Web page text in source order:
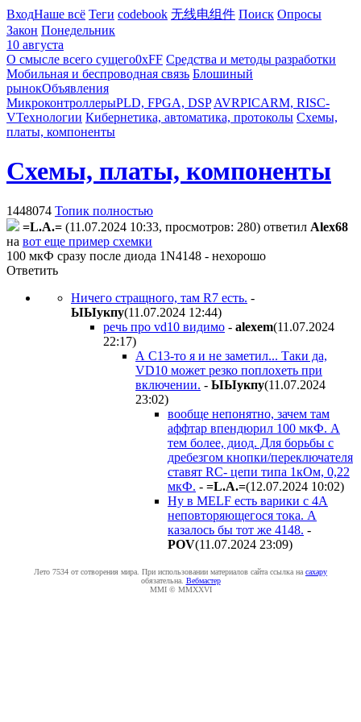
ВходНаше всё Теги codebook 无线电组件 Поиск Опросы
Закон Понедельник
10 августа
О смысле всего сущего0xFF Средства и методы разработки
Мобильная и беспроводная связь Блошиный
рынокОбъявления
МикроконтроллерыPLD, FPGA, DSP AVRPICARM, RISC-
VТехнологии Кибернетика, автоматика, протоколы Схемы,
платы, компоненты
Схемы, платы, компоненты
1448074 Топик полностью
=L.A.= (11.07.2024 10:33, просмотров: 280) ответил Alex68
на вот еще пример схемки
100 мкФ сразу после диода 1N4148 - нехорошо
Ответить
Ничего стращного, там R7 есть. -
ЫЫyкпy(11.07.2024 12:44)
речь про vd10 видимо - alexem(11.07.2024
22:17)
А C13-то я и не заметил... Таки да,
VD10 может резко поплохеть при
включении. - ЫЫyкпy(11.07.2024
23:02)
вообще непонятно, зачем там
аффтар впендюрил 100 мкФ. А
тем более, диод. Для борьбы с
дребезгом кнопки/переключателя
ставят RC- цепи типа 1кОм, 0,22
мкФ. - =L.A.=(12.07.2024 10:02)
Ну в MELF есть варики с 4А
неповторяющегося тока. А
казалось бы тот же 4148. -
POV(11.07.2024 23:09)
Лето 7534 от сотворения мира. При использовании материалов сайта ссылка на caxapу
обязательна. Вебмастер
MMI © MMXXVI